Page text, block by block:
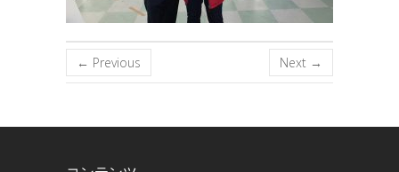
← Previous Next →